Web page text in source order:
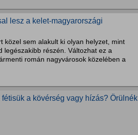
lesz a kelet-magyarországi
közel sem alakult ki olyan helyzet, mint
legészakibb részén. Változhat ez a
román nagyvárosok közelében a
a kövérség vagy hízás? Örülnék